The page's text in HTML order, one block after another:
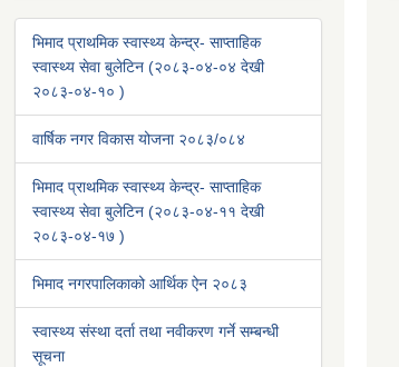
भिमाद प्राथमिक स्वास्थ्य केन्द्र- साप्ताहिक
स्वास्थ्य सेवा बुलेटिन (२०८३-०४-०४ देखी
२०८३-०४-१० )
वार्षिक नगर विकास योजना २०८३/०८४
भिमाद प्राथमिक स्वास्थ्य केन्द्र- साप्ताहिक
स्वास्थ्य सेवा बुलेटिन (२०८३-०४-११ देखी
२०८३-०४-१७ )
भिमाद नगरपालिकाको आर्थिक ऐन २०८३
स्वास्थ्य संस्था दर्ता तथा नवीकरण गर्ने सम्बन्धी
सूचना